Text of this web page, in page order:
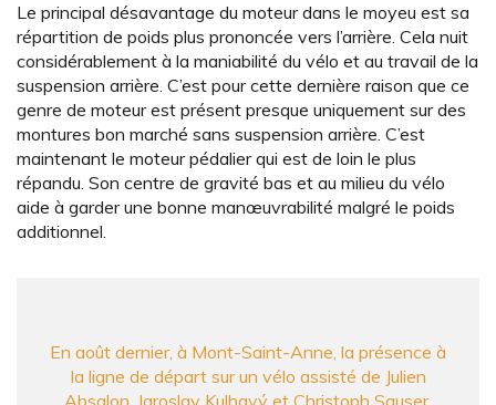
Le principal désavantage du moteur dans le moyeu est sa
répartition de poids plus prononcée vers l’arrière. Cela nuit
considérablement à la maniabilité du vélo et au travail de la
suspension arrière. C’est pour cette dernière raison que ce
genre de moteur est présent presque uniquement sur des
montures bon marché sans suspension arrière. C’est
maintenant le moteur pédalier qui est de loin le plus
répandu. Son centre de gravité bas et au milieu du vélo
aide à garder une bonne manœuvrabilité malgré le poids
additionnel.
En août dernier, à Mont-Saint-Anne, la présence à
la ligne de départ sur un vélo assisté de Julien